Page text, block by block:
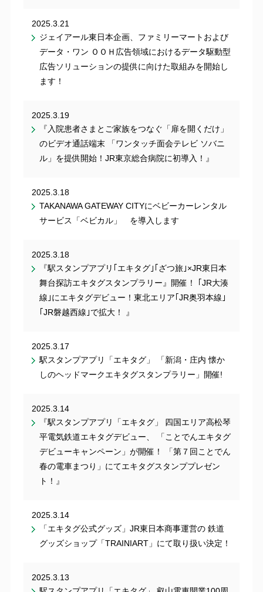
2025.3.21
ジェイアール東日本企画、ファミリーマートおよび
データ・ワン ＯＯＨ広告領域におけるデータ駆動型
広告ソリューションの提供に向けた取組みを開始し
ます！
2025.3.19
『入院患者さまとご家族をつなぐ「扉を開くだけ」
のビデオ通話端末 「ワンタッチ面会テレビ ソバニ
ル」を提供開始！JR東京総合病院に初導入！』
2025.3.18
TAKANAWA GATEWAY CITYにベビーカーレンタル
サービス「ベビカル」 を導入します
2025.3.18
『駅スタンプアプリ｢エキタグ｣｢ざつ旅｣×JR東日本
舞台探訪エキタグスタンプラリー』開催！ ｢JR大湊
線｣にエキタグデビュー！東北エリア｢JR奥羽本線｣
｢JR磐越西線｣で拡大！ 』
2025.3.17
駅スタンプアプリ「エキタグ」 「新潟・庄内 懐か
しのヘッドマークエキタグスタンプラリー」開催!
2025.3.14
『駅スタンプアプリ「エキタグ」 四国エリア高松琴
平電気鉄道エキタグデビュー、 「ことでんエキタグ
デビューキャンペーン」が開催！ 「第７回ことでん
春の電車まつり」にてエキタグスタンププレゼン
ト！』
2025.3.14
「エキタグ公式グッズ」JR東日本商事運営の 鉄道
グッズショップ「TRAINIART」にて取り扱い決定！
2025.3.13